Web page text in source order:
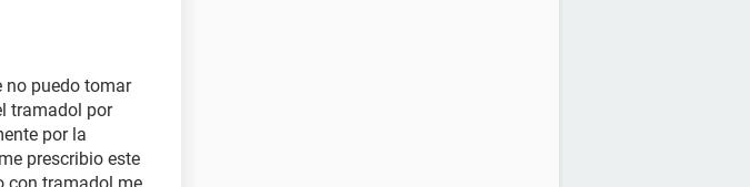
no puedo tomar
tramadol por
por la
prescribio este